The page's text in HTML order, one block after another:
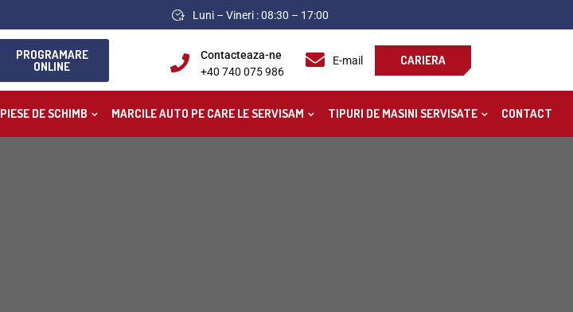
Luni – Vineri : 08:30 – 17:00
PROGRAMARE
ONLINE
Contacteaza-ne
+40 740 075 986
E-mail CARIERA
PIESE DE SCHIMB MARCILE AUTO PE CARE LE SERVISAM TIPURI DE MASINI SERVISATE CONTACT